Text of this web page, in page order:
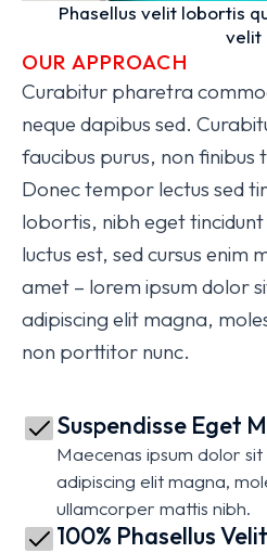
Phasellus velit lobortis
velit
OUR APPROACH
Curabitur pharetra
neque dapibus sed.
faucibus purus, non finibus
Donec tempor lectus sed
lobortis, nibh eget
luctus est, sed cursus enim
amet – lorem ipsum dolor
adipiscing elit magna,
non porttitor nunc.
Suspendisse Eget
Maecenas ipsum dolor
adipiscing elit magna,
ullamcorper mattis nibh.
100% Phasellus